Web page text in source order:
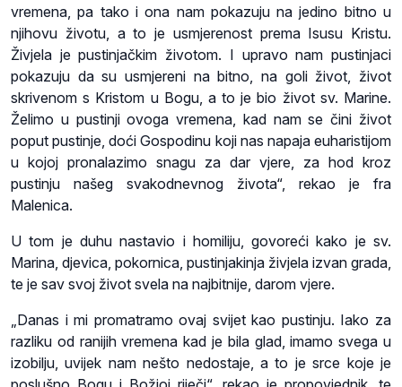
vremena, pa tako i ona nam pokazuju na jedino bitno u
njihovu životu, a to je usmjerenost prema Isusu Kristu.
Živjela je pustinjačkim životom. I upravo nam pustinjaci
pokazuju da su usmjereni na bitno, na goli život, život
skrivenom s Kristom u Bogu, a to je bio život sv. Marine.
Želimo u pustinji ovoga vremena, kad nam se čini život
poput pustinje, doći Gospodinu koji nas napaja euharistijom
u kojoj pronalazimo snagu za dar vjere, za hod kroz
pustinju našeg svakodnevnog života“, rekao je fra
Malenica.
U tom je duhu nastavio i homiliju, govoreći kako je sv.
Marina, djevica, pokornica, pustinjakinja živjela izvan grada,
te je sav svoj život svela na najbitnije, darom vjere.
„Danas i mi promatramo ovaj svijet kao pustinju. Iako za
razliku od ranijih vremena kad je bila glad, imamo svega u
izobilju, uvijek nam nešto nedostaje, a to je srce koje je